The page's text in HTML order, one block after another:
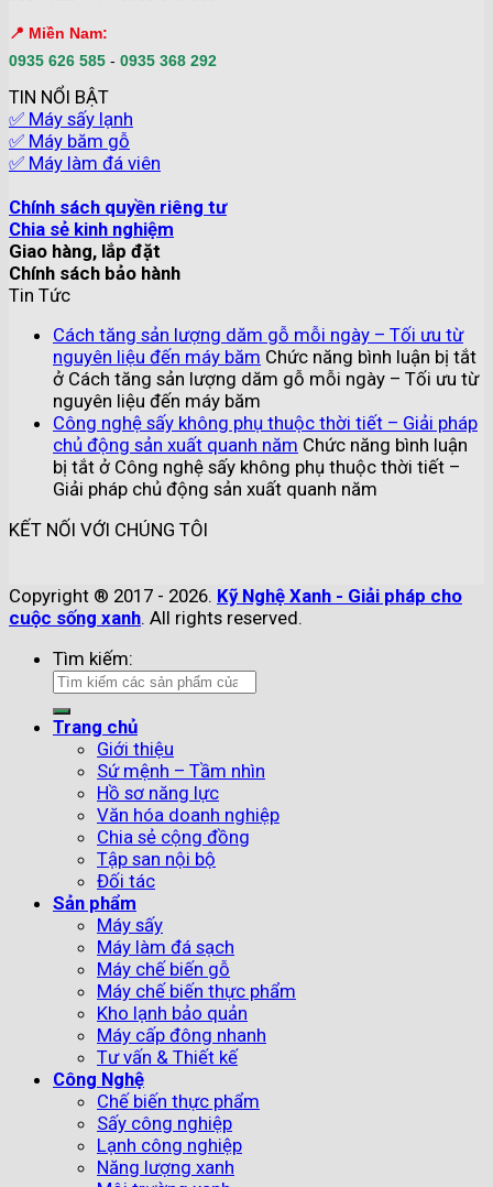
📍 Miền Nam:
0935 626 585 - 0935 368 292
TIN NỔI BẬT
✅ Máy sấy lạnh
✅ Máy băm gỗ
✅ Máy làm đá viên
Chính sách quyền riêng tư
Chia sẻ kinh nghiệm
Giao hàng, lắp đặt
Chính sách bảo hành
Tin Tức
Cách tăng sản lượng dăm gỗ mỗi ngày – Tối ưu từ
nguyên liệu đến máy băm Chức năng bình luận bị tắt
ở Cách tăng sản lượng dăm gỗ mỗi ngày – Tối ưu từ
nguyên liệu đến máy băm
Công nghệ sấy không phụ thuộc thời tiết – Giải pháp
chủ động sản xuất quanh năm Chức năng bình luận
bị tắt ở Công nghệ sấy không phụ thuộc thời tiết –
Giải pháp chủ động sản xuất quanh năm
KẾT NỐI VỚI CHÚNG TÔI
Copyright ® 2017 - 2026. Kỹ Nghệ Xanh - Giải pháp cho
cuộc sống xanh. All rights reserved.
Tìm kiếm:
Trang chủ
Giới thiệu
Sứ mệnh – Tầm nhìn
Hồ sơ năng lực
Văn hóa doanh nghiệp
Chia sẻ cộng đồng
Tập san nội bộ
Đối tác
Sản phẩm
Máy sấy
Máy làm đá sạch
Máy chế biến gỗ
Máy chế biến thực phẩm
Kho lạnh bảo quản
Máy cấp đông nhanh
Tư vấn & Thiết kế
Công Nghệ
Chế biến thực phẩm
Sấy công nghiệp
Lạnh công nghiệp
Năng lượng xanh